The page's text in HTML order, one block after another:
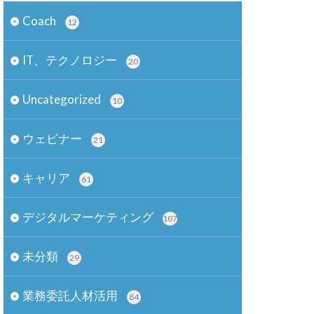
Coach 12
IT、テクノロジー 20
Uncategorized 10
ウェビナー 21
キャリア 61
デジタルマーケティング 107
未分類 29
業務委託人材活用 84